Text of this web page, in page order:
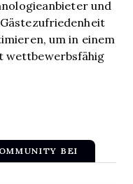
und
um in einem
wettbewerbsfähig
BEI